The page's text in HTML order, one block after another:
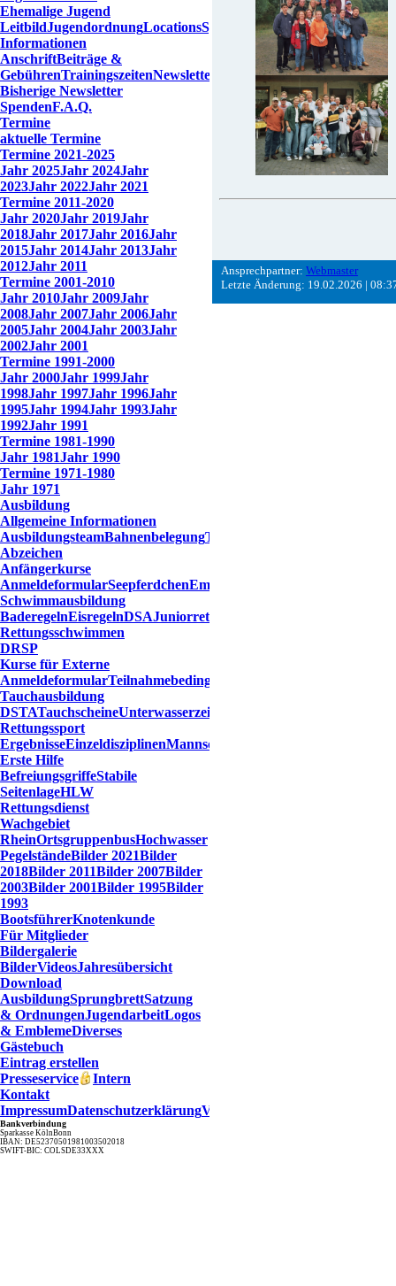
Ehemalige Jugend
LeitbildJugendordnungLocationsSpenden
Informationen
AnschriftBeiträge &
GebührenTrainingszeitenNewsletter
Bisherige Newsletter
SpendenF.A.Q.
Termine
aktuelle Termine
Termine 2021-2025
Jahr 2025Jahr 2024Jahr
2023Jahr 2022Jahr 2021
Termine 2011-2020
Jahr 2020Jahr 2019Jahr
2018Jahr 2017Jahr 2016Jahr
2015Jahr 2014Jahr 2013Jahr
2012Jahr 2011
Termine 2001-2010
Jahr 2010Jahr 2009Jahr
2008Jahr 2007Jahr 2006Jahr
2005Jahr 2004Jahr 2003Jahr
2002Jahr 2001
Termine 1991-2000
Jahr 2000Jahr 1999Jahr
1998Jahr 1997Jahr 1996Jahr
1995Jahr 1994Jahr 1993Jahr
1992Jahr 1991
Termine 1981-1990
Jahr 1981Jahr 1990
Termine 1971-1980
Jahr 1971
Ausbildung
Allgemeine Informationen
AusbildungsteamBahnenbelegungTrainingszeiten
Abzeichen
Anfängerkurse
AnmeldeformularSeepferdchenEmpfehlungen
Schwimmausbildung
BaderegelnEisregelnDSAJuniorretter
Rettungsschwimmen
DRSP
Kurse für Externe
AnmeldeformularTeilnahmebedingungen
Tauchausbildung
DSTATauchscheineUnterwasserzeichen
Rettungssport
ErgebnisseEinzeldisziplinenMannschaftsdisziplinen
Erste Hilfe
BefreiungsgriffeStabile
SeitenlageHLW
Rettungsdienst
Wachgebiet
RheinOrtsgruppenbusHochwasser
PegelständeBilder 2021Bilder
2018Bilder 2011Bilder 2007Bilder
2003Bilder 2001Bilder 1995Bilder
1993
BootsführerKnotenkunde
Für Mitglieder
Bildergalerie
BilderVideosJahresübersicht
Download
AusbildungSprungbrettSatzung
& OrdnungenJugendarbeitLogos
& EmblemeDiverses
Gästebuch
Eintrag erstellen
Presseservice
Intern
Kontakt
ImpressumDatenschutzerklärungVerfahrensverzeichnis
Bankverbindung
Sparkasse KölnBonn
IBAN: DE52370501981003502018
SWIFT-BIC: COLSDE33XXX
Ansprechpartner: Webmaster
Letzte Änderung: 19.02.2026 |